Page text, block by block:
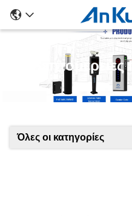
Λεπτομέρειες
Όλες οι κατηγορίες